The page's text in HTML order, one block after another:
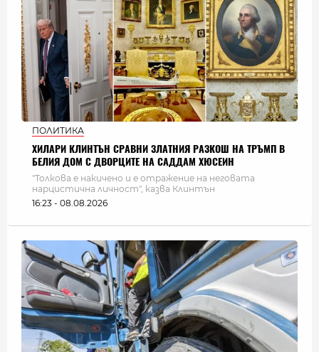
ПОЛИТИКА
ХИЛАРИ КЛИНТЪН СРАВНИ ЗЛАТНИЯ РАЗКОШ НА ТРЪМП В
БЕЛИЯ ДОМ С ДВОРЦИТЕ НА САДДАМ ХЮСЕИН
"Толкова е накичено и е отражение на неговата
нарцистична личност", казва Клинтън
16:23 - 08.08.2026